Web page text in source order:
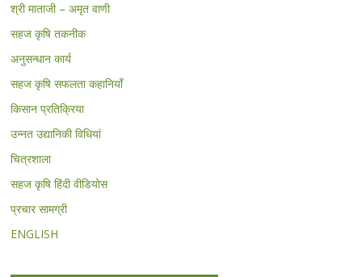
श्री माताजी – अमृत वाणी
सहज कृषि तकनीक
अनुसन्धान कार्य
सहज कृषि सफलता कहानियाँ
किसान प्रतिक्रिया
उन्नत उद्यानिकी विधियां
चित्रशाला
सहज कृषि हिंदी वीडियोस
प्रचार सामग्री
ENGLISH